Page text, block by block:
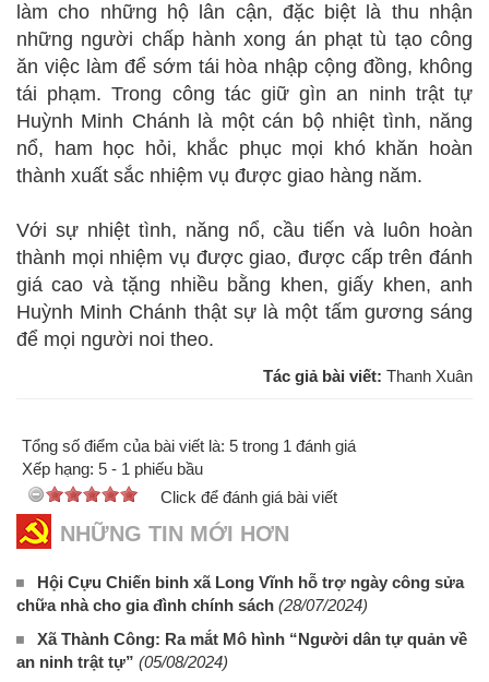
làm cho những hộ lân cận, đặc biệt là thu nhận
những người chấp hành xong án phạt tù tạo công
ăn việc làm để sớm tái hòa nhập cộng đồng, không
tái phạm. Trong công tác giữ gìn an ninh trật tự
Huỳnh Minh Chánh là một cán bộ nhiệt tình, năng
nổ, ham học hỏi, khắc phục mọi khó khăn hoàn
thành xuất sắc nhiệm vụ được giao hàng năm.
Với sự nhiệt tình, năng nổ, cầu tiến và luôn hoàn
thành mọi nhiệm vụ được giao, được cấp trên đánh
giá cao và tặng nhiều bằng khen, giấy khen, anh
Huỳnh Minh Chánh thật sự là một tấm gương sáng
để mọi người noi theo.
Tác giả bài viết: Thanh Xuân
Tổng số điểm của bài viết là: 5 trong 1 đánh giá
Xếp hạng: 5 - 1 phiếu bầu
Click để đánh giá bài viết
NHỮNG TIN MỚI HƠN
Hội Cựu Chiến binh xã Long Vĩnh hỗ trợ ngày công sửa
chữa nhà cho gia đình chính sách (28/07/2024)
Xã Thành Công: Ra mắt Mô hình “Người dân tự quản về
an ninh trật tự” (05/08/2024)